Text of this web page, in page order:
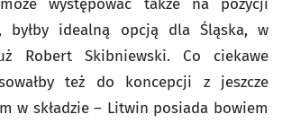
występować także na pozycji
byłby idealną opcją dla Śląska, w
Robert Skibniewski. Co ciekawe
też do koncepcji z jeszcze
w składzie – Litwin posiada bowiem